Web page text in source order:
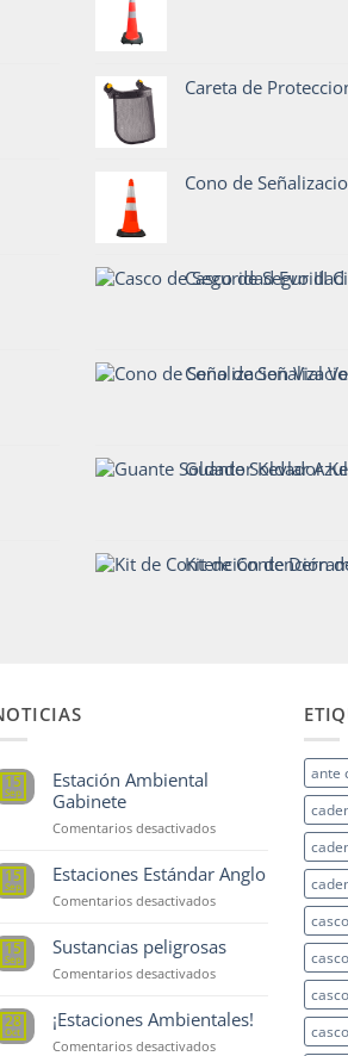
Careta de Proteccion
Cono de Señalizacion Vial 28
Casco de Seguridad Evo III
Cono de Señalizacion Vial
Guante Soldador
Kit de Contención de
15
Sep
Estación Ambiental
Gabinete
Comentarios desactivadosen
Ambiental
Gabinete
15
Sep
Estaciones Estándar Anglo
Comentarios desactivadosen
Anglo
15
Sep
Sustancias peligrosas
Comentarios desactivadosen
peligrosas
28
Oct
¡Estaciones Ambientales!
Comentarios desactivadosen
ante
casco